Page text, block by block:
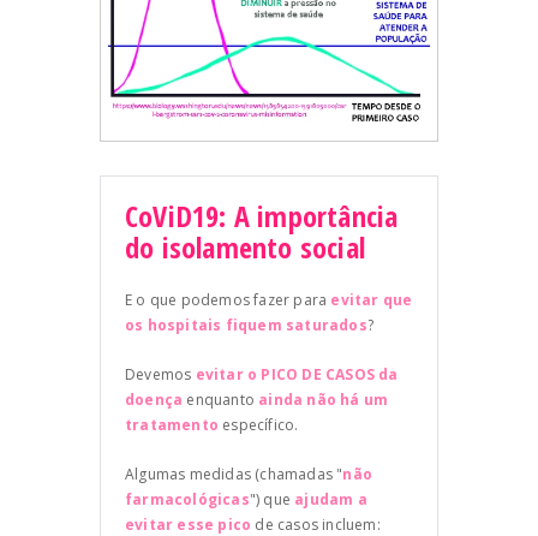
CoViD19: A importância
do isolamento social
E o que podemos fazer para evitar que
os hospitais fiquem saturados?
Devemos evitar o PICO DE CASOS da
doença enquanto ainda não há um
tratamento específico.
Algumas medidas (chamadas "não
farmacológicas") que ajudam a
evitar esse pico de casos incluem: